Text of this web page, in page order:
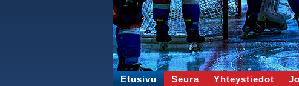
Etusivu Seura Yhteystiedot